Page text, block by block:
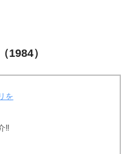
1984）
を
‼️